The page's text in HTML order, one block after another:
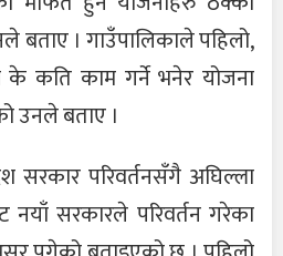
बताए । गाउँपालिकाले पहिलो,
के कति काम गर्ने भनेर योजना
उनले बताए ।
सरकार परिवर्तनसँगै अघिल्ला
सरकारले परिवर्तन गरेका